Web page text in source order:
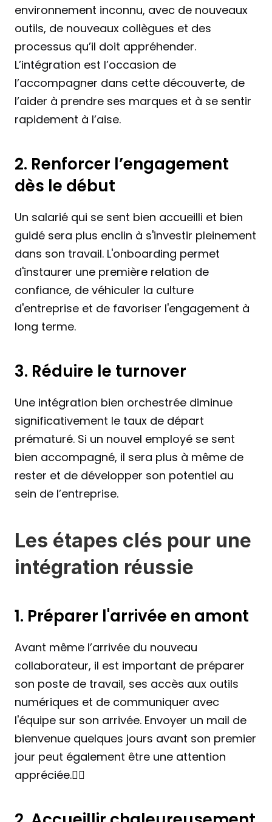
environnement inconnu, avec de nouveaux
outils, de nouveaux collègues et des
processus qu’il doit appréhender.
L’intégration est l’occasion de
l’accompagner dans cette découverte, de
l’aider à prendre ses marques et à se sentir
rapidement à l’aise.
2. Renforcer l’engagement
dès le début
Un salarié qui se sent bien accueilli et bien
guidé sera plus enclin à s'investir pleinement
dans son travail. L'onboarding permet
d'instaurer une première relation de
confiance, de véhiculer la culture
d'entreprise et de favoriser l'engagement à
long terme.
3. Réduire le turnover
Une intégration bien orchestrée diminue
significativement le taux de départ
prématuré. Si un nouvel employé se sent
bien accompagné, il sera plus à même de
rester et de développer son potentiel au
sein de l’entreprise.
Les étapes clés pour une
intégration réussie
1. Préparer l'arrivée en amont
Avant même l’arrivée du nouveau
collaborateur, il est important de préparer
son poste de travail, ses accès aux outils
numériques et de communiquer avec
l'équipe sur son arrivée. Envoyer un mail de
bienvenue quelques jours avant son premier
jour peut également être une attention
appréciée.☝🏻